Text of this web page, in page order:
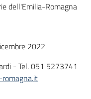
dell'Emilia-Romagna
2022
- Tel. 051 5273741
romagna.it